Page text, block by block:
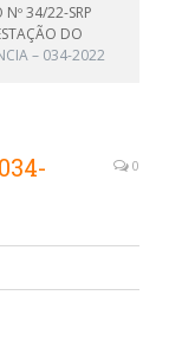
Nº 34/22-SRP
DO
– 034-2022
0